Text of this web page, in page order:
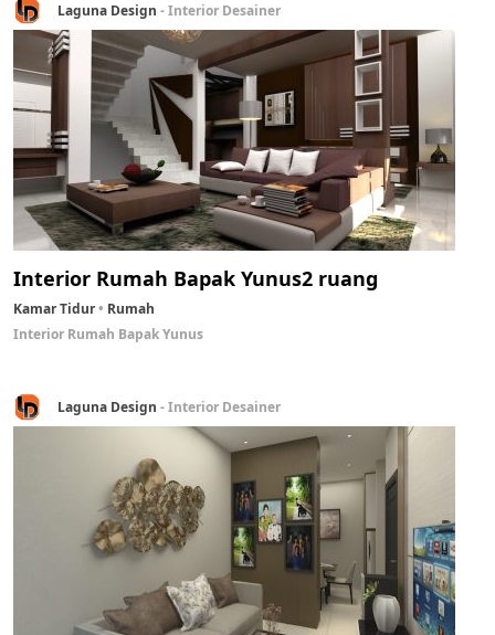
Laguna Design - Interior Desainer
Interior Rumah Bapak Yunus2 ruang
Kamar Tidur
Rumah
Interior Rumah Bapak Yunus
Laguna Design - Interior Desainer